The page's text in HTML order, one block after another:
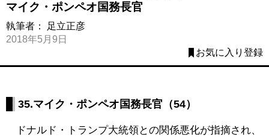
マイク・ポンペオ国務長官
執筆者： 足立正彦
2018年5月9日
お気に入り登録
35.マイク・ポンペオ国務長官（54）
ドナルド・トランプ大統領との関係悪化が指摘され、